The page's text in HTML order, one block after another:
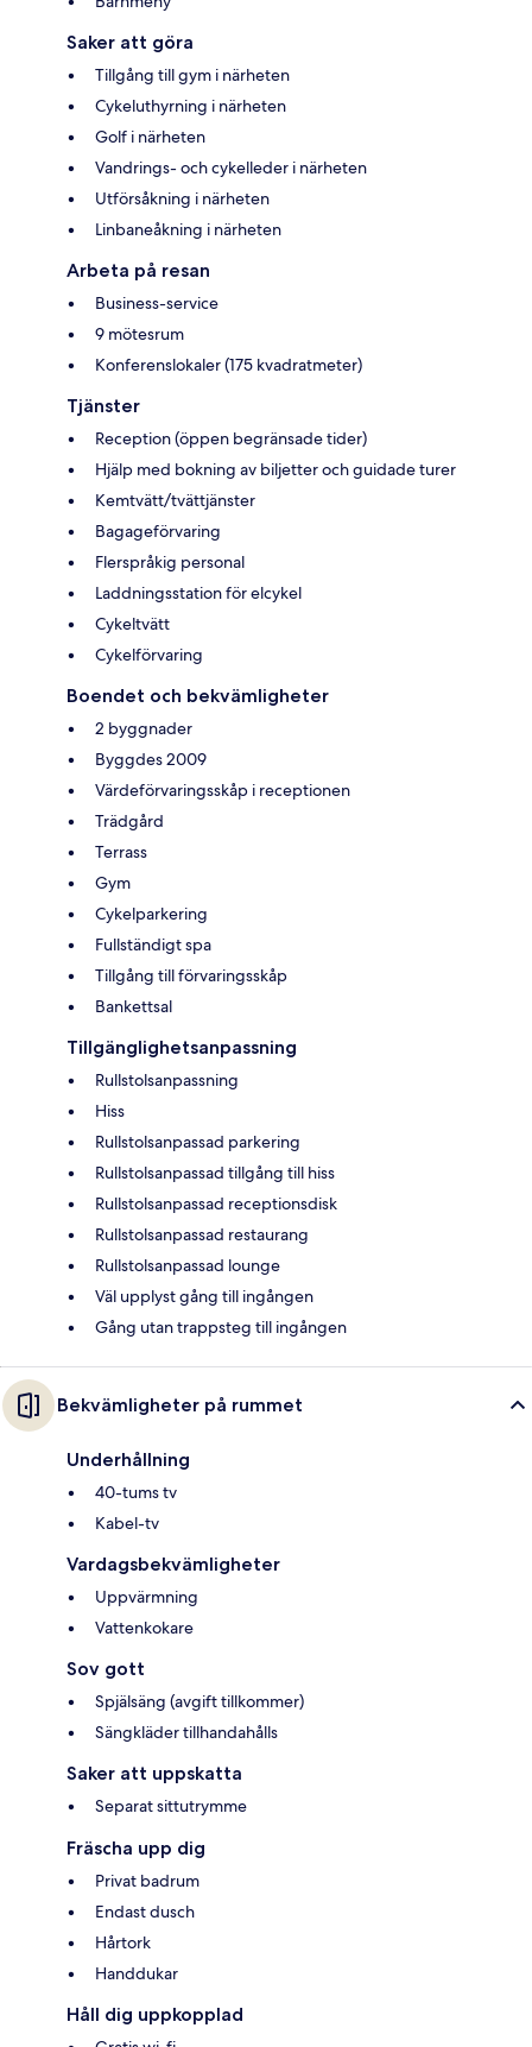
Saker att göra
Tillgång till gym i närheten
Cykeluthyrning i närheten
Golf i närheten
Vandrings- och cykelleder i närheten
Utförsåkning i närheten
Linbaneåkning i närheten
Arbeta på resan
Business-service
9 mötesrum
Konferenslokaler (175 kvadratmeter)
Tjänster
Reception (öppen begränsade tider)
Hjälp med bokning av biljetter och guidade turer
Kemtvätt/tvättjänster
Bagageförvaring
Flerspråkig personal
Laddningsstation för elcykel
Cykeltvätt
Cykelförvaring
Boendet och bekvämligheter
2 byggnader
Byggdes 2009
Värdeförvaringsskåp i receptionen
Trädgård
Terrass
Gym
Cykelparkering
Fullständigt spa
Tillgång till förvaringsskåp
Bankettsal
Tillgänglighetsanpassning
Rullstolsanpassning
Hiss
Rullstolsanpassad parkering
Rullstolsanpassad tillgång till hiss
Rullstolsanpassad receptionsdisk
Rullstolsanpassad restaurang
Rullstolsanpassad lounge
Väl upplyst gång till ingången
Gång utan trappsteg till ingången
Bekvämligheter på rummet
Underhållning
40-tums tv
Kabel-tv
Vardagsbekvämligheter
Uppvärmning
Vattenkokare
Sov gott
Spjälsäng (avgift tillkommer)
Sängkläder tillhandahålls
Saker att uppskatta
Separat sittutrymme
Fräscha upp dig
Privat badrum
Endast dusch
Hårtork
Handdukar
Håll dig uppkopplad